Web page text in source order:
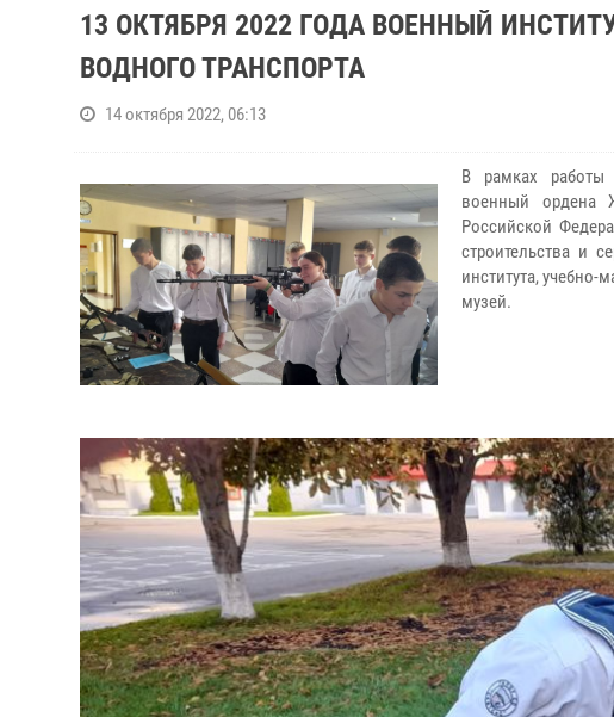
13 ОКТЯБРЯ 2022 ГОДА ВОЕННЫЙ
ВОДНОГО ТРАНСПОРТА
14 октября 2022, 06:13
В рамках работы
военный ордена
Российской
строительства и
института, учебно-
музей.